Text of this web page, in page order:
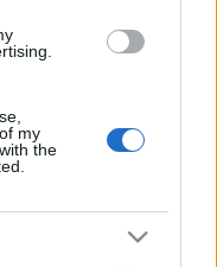
my
the
zajlik.
az A
a
tartják.